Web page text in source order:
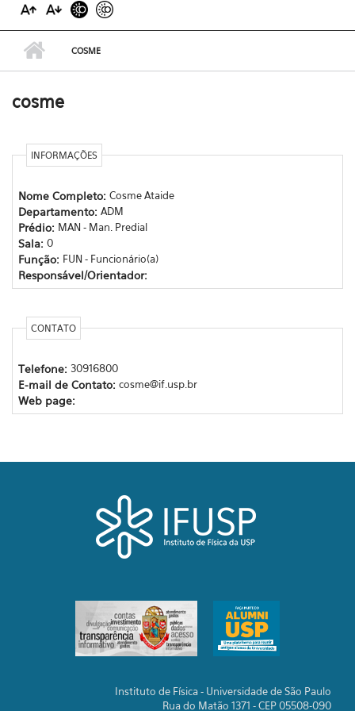
COSME
cosme
INFORMAÇÕES
Nome Completo: Cosme Ataide
Departamento: ADM
Prédio: MAN - Man. Predial
Sala: 0
Função: FUN - Funcionário(a)
Responsável/Orientador:
CONTATO
Telefone: 30916800
E-mail de Contato: cosme@if.usp.br
Web page:
Instituto de Física - Universidade de São Paulo
Rua do Matão 1371 - CEP 05508-090